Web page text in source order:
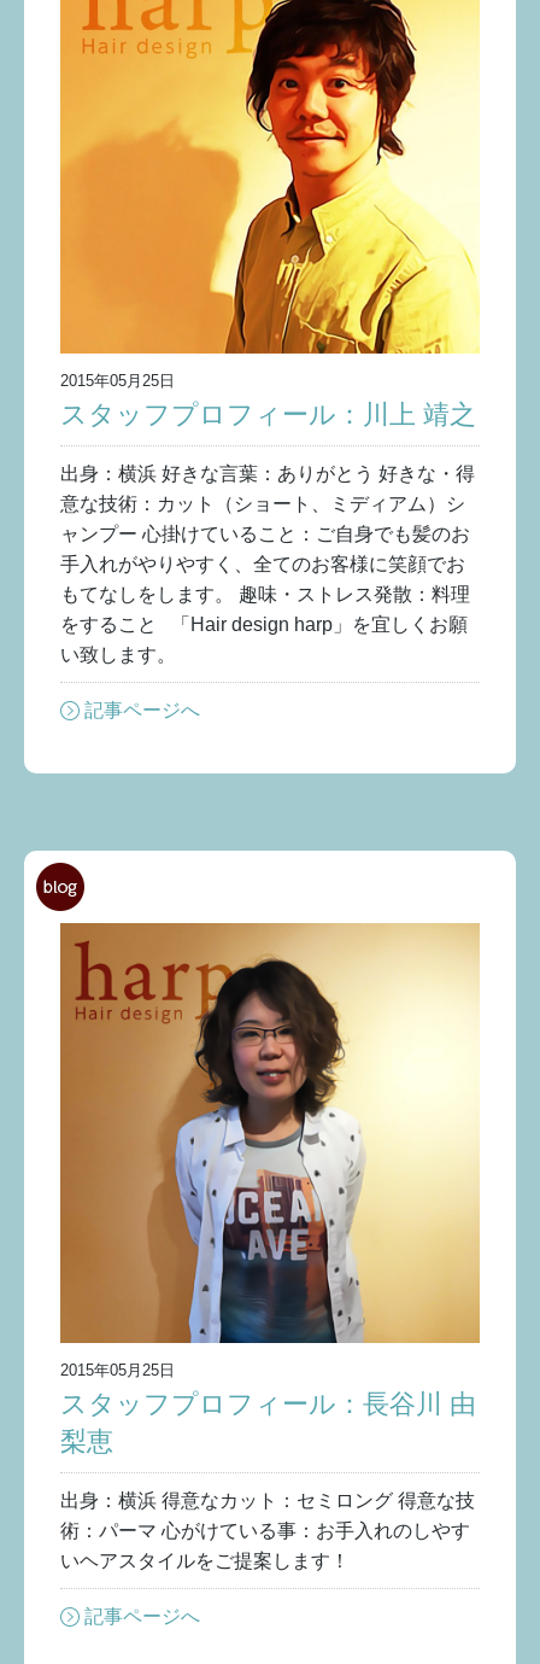
2015年05月25日
スタッフプロフィール：川上 靖之
出身：横浜 好きな言葉：ありがとう 好きな・得
意な技術：カット（ショート、ミディアム）シ
ャンプー 心掛けていること：ご自身でも髪のお
手入れがやりやすく、全てのお客様に笑顔でお
もてなしをします。 趣味・ストレス発散：料理
をすること 「Hair design harp」を宜しくお願
い致します。
記事ページへ
2015年05月25日
スタッフプロフィール：長谷川 由
梨恵
出身：横浜 得意なカット：セミロング 得意な技
術：パーマ 心がけている事：お手入れのしやす
いヘアスタイルをご提案します！
記事ページへ